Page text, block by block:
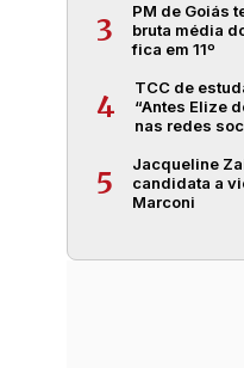
3
PM de Goiás
bruta média
fica em 11º
4
TCC de
“Antes Elize
nas redes
5
Jacqueline
candidata a
Marconi